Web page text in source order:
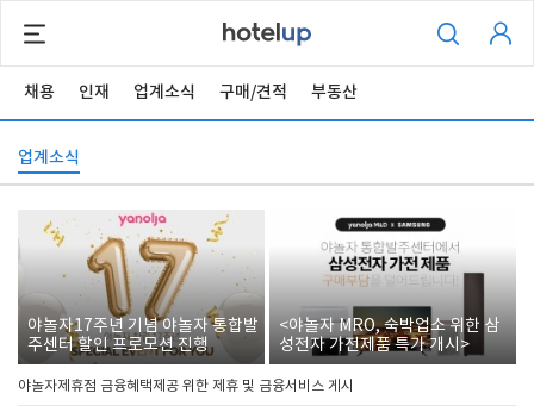
채용 인재 업계소식 구매/견적 부동산
업계소식
야놀자17주년 기념 야놀자 통합발
주센터 할인 프로모션 진행
<야놀자 MRO, 숙박업소 위한 삼
성전자 가전제품 특가 개시>
야놀자제휴점 금융혜택제공 위한 제휴 및 금융서비스 게시